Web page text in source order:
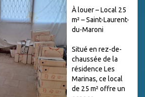
À louer – Local 25
m² – Saint-Laurent-
du-Maroni
Situé en rez-de-
chaussée de la
résidence Les
Marinas, ce local
de 25 m² offre un